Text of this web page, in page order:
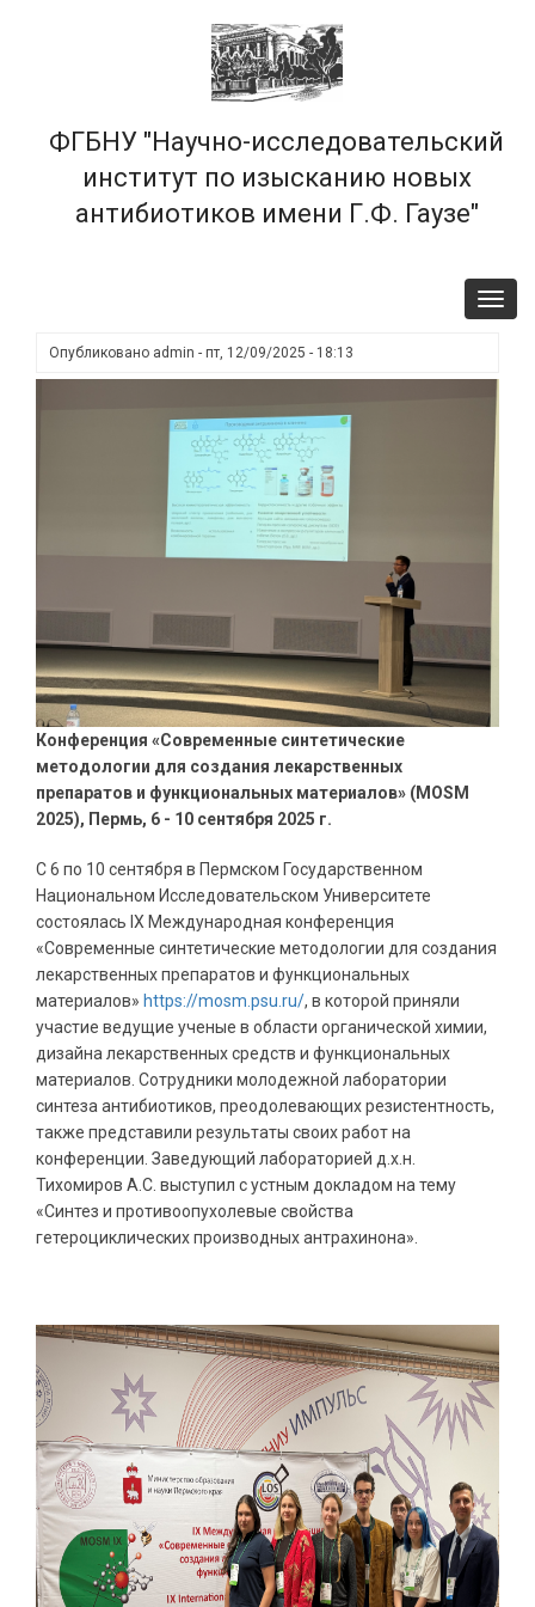
ФГБНУ "Научно-исследовательский
институт по изысканию новых
антибиотиков имени Г.Ф. Гаузе"
Опубликовано admin - пт, 12/09/2025 - 18:13
Конференция «Современные синтетические
методологии для создания лекарственных
препаратов и функциональных материалов» (MOSM
2025), Пермь, 6 - 10 сентября 2025 г.
С 6 по 10 сентября в Пермском Государственном
Национальном Исследовательском Университете
состоялась IX Международная конференция
«Современные синтетические методологии для создания
лекарственных препаратов и функциональных
материалов» https://mosm.psu.ru/, в которой приняли
участие ведущие ученые в области органической химии,
дизайна лекарственных средств и функциональных
материалов. Сотрудники молодежной лаборатории
синтеза антибиотиков, преодолевающих резистентность,
также представили результаты своих работ на
конференции. Заведующий лабораторией д.х.н.
Тихомиров А.С. выступил с устным докладом на тему
«Синтез и противоопухолевые свойства
гетероциклических производных антрахинона».
×